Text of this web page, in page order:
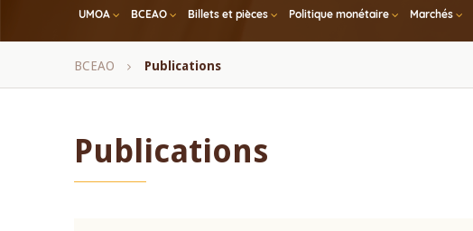
UMOA BCEAO Billets et pièces Politique monétaire Marchés
Fil
BCEAO Publications
Publications